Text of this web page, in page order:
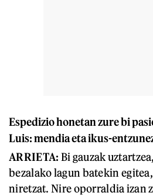
Espedizio honetan zurebi
Luis: mendia eta ikus-
ARRIETA: Bi gauzak
bezalako lagun batekin
niretzat. Nire oporraldia izan